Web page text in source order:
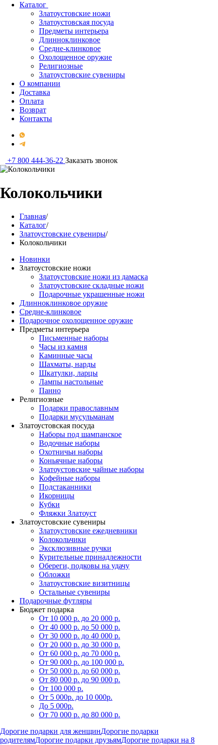
Каталог
Златоустовские ножи
Златоустовская посуда
Предметы интерьера
Длинноклинковое
Средне-клинковое
Охолощенное оружие
Религиозные
Златоустовские сувениры
О компании
Доставка
Оплата
Возврат
Контакты
+7 800 444-36-22 Заказать звонок
Колокольчики
Главная/
Каталог/
Златоустовские сувениры/
Колокольчики
Новинки
Златоустовские ножи
Златоустовские ножи из дамаска
Златоустовские складные ножи
Подарочные украшенные ножи
Длинноклинковое оружие
Средне-клинковое
Подарочное охолощенное оружие
Предметы интерьера
Письменные наборы
Часы из камня
Каминные часы
Шахматы, нарды
Шкатулки, ларцы
Лампы настольные
Панно
Религиозные
Подарки православным
Подарки мусульманам
Златоустовская посуда
Наборы под шампанское
Водочные наборы
Охотничьи наборы
Коньячные наборы
Златоустовские чайные наборы
Кофейные наборы
Подстаканники
Икорницы
Кубки
Фляжки Златоуст
Златоустовские сувениры
Златоустовские ежедневники
Колокольчики
Эксклюзивные ручки
Курительные принадлежности
Обереги, подковы на удачу
Обложки
Златоустовские визитницы
Остальные сувениры
Подарочные футляры
Бюджет подарка
От 10 000 р. до 20 000 р.
От 40 000 р. до 50 000 р.
От 30 000 р. до 40 000 р.
От 20 000 р. до 30 000 р.
От 60 000 р. до 70 000 р.
От 90 000 р. до 100 000 р.
От 50 000 р. до 60 000 р.
От 80 000 р. до 90 000 р.
От 100 000 р.
От 5 000р. до 10 000р.
До 5 000р.
От 70 000 р. до 80 000 р.
Дорогие подарки для женщинДорогие подарки
родителямДорогие подарки друзьямДорогие подарки на 8